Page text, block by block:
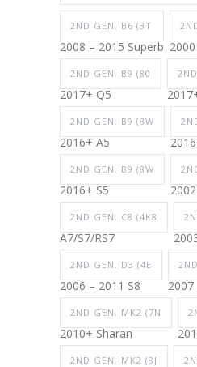
2ND GEN. B6 (3T
2008 – 2015 Superb
2ND GEN. B9 (80
2017+ Q5
2ND GEN. B9 (8W
2016+ A5
2ND GEN. B9 (8W
2016+ S5
2ND GEN. C8 (4K8
A7/S7/RS7
2ND GEN. D3 (4E
2006 – 2011 S8 2007
2ND GEN. MK2 (7N
2010+ Sharan
2ND GEN. MK2 (8J